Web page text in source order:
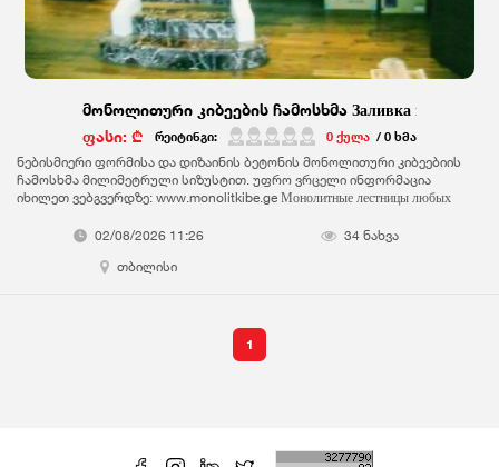
მონოლითური კიბეების ჩამოსხმა Заливка
ფასი: ₾
რეიტინგი: 0 ქულა / 0 ხმა
ნებისმიერი ფორმისა და დიზაინის ბეტონის მონოლითური კიბეებიის
ჩამოსხმა მილიმეტრული სიზუსტით. უფრო ვრცელი ინფორმაცია
იხილეთ ვებგვერდზე: www.monolitkibe.ge Монолитные лестницы любых
сайте: www.monolitkibe.ge
02/08/2026 11:26
34 ნახვა
თბილისი
1